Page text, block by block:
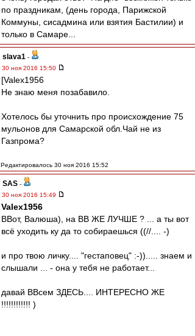
по праздникам, (день города, Парижской
Коммуны, сисадмина или взятия Бастилии) и
только в Самаре...
slava1 -
30 ноя 2016 15:50
[Valex1956
Не знаю меня позабавило.
Хотелось бы уточнить про происхождение 75
мульонов для Самарской обл.Чай не из
Газпрома?
Редактировалось 30 ноя 2016 15:52
SAS -
30 ноя 2016 15:49
Valex1956
ВВот, Валюша), на ВВ ЖЕ ЛУЧШЕ ? ... а ты вот
всё уходить ку да то собираешься ((//.... -)
и про твою личку.... "гестаповец" :-))..... знаем и
слышали ... - она у тебя не работает...
давай ВВсем ЗДЕСЬ.... ИНТЕРЕСНО ЖЕ
!!!!!!!!!!!! )